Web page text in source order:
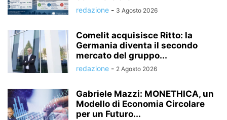
redazione - 3 Agosto 2026
Comelit acquisisce Ritto: la
Germania diventa il secondo
mercato del gruppo...
redazione - 2 Agosto 2026
Gabriele Mazzi: MONETHICA, un
Modello di Economia Circolare
per un Futuro...